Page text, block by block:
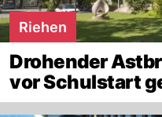
Riehen
Drohender
vor Schulstart